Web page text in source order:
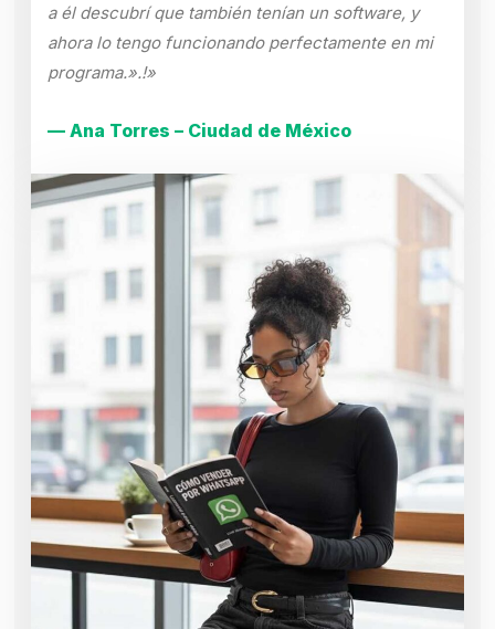
a él descubrí que también tenían un software, y
ahora lo tengo funcionando perfectamente en mi
programa.».!»
— Ana Torres – Ciudad de México